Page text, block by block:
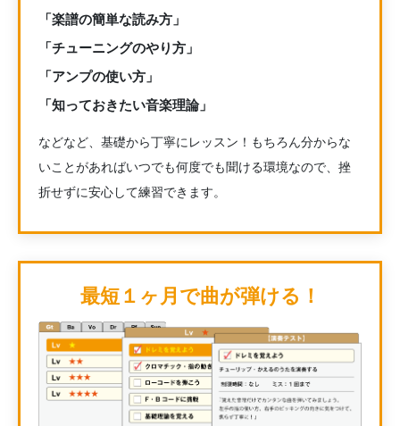
「楽譜の簡単な読み方」
「チューニングのやり方」
「アンプの使い方」
「知っておきたい音楽理論」
などなど、基礎から丁寧にレッスン！もちろん分からな
いことがあればいつでも何度でも聞ける環境なので、挫
折せずに安心して練習できます。
最短１ヶ月で曲が弾ける！